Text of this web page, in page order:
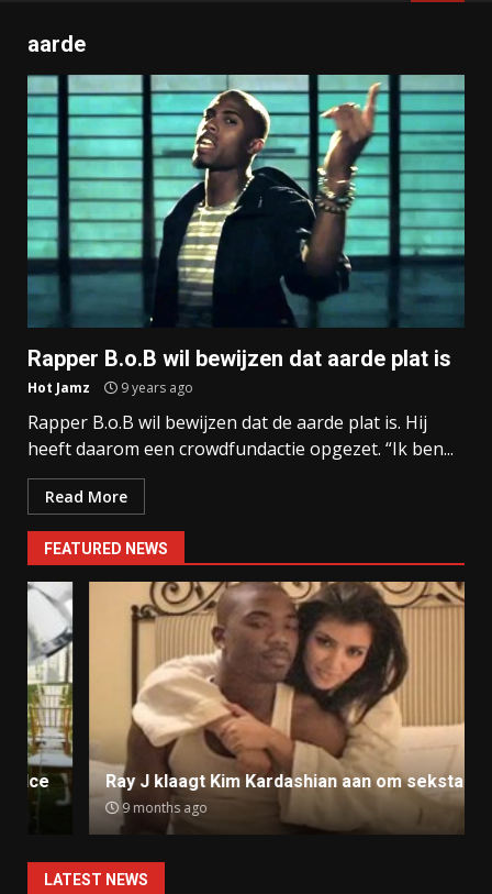
aarde
Rapper B.o.B wil bewijzen dat aarde plat is
Hot Jamz 9 years ago
Rapper B.o.B wil bewijzen dat de aarde plat is. Hij
heeft daarom een crowdfundactie opgezet. “Ik ben...
Read More
FEATURED NEWS
Ray J klaagt Kim Kardashian aan om sekstape
9 months ago
LATEST NEWS